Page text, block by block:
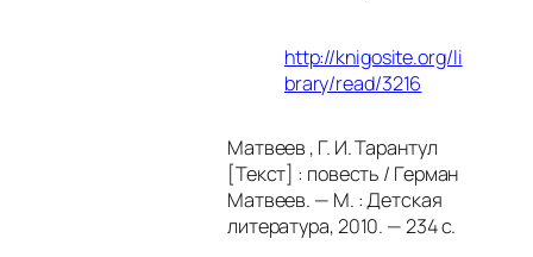
http://knigosite.org/li
brary/read/3216
Матвеев , Г. И. Тарантул
[Текст] : повесть / Герман
Матвеев. — М. : Детская
литература, 2010. — 234 с.